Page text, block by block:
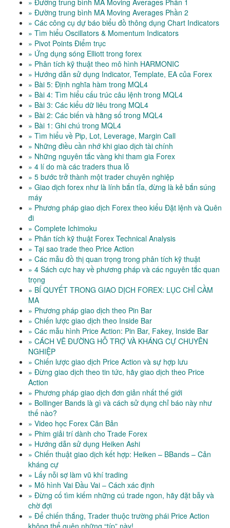
» Đường trung bình MA Moving Averages Phần 1
» Đường trung bình MA Moving Averages Phần 2
» Các công cụ dự báo biểu đồ thông dụng Chart Indicators
» Tìm hiểu Oscillators & Momentum Indicators
» Pivot Points Điểm trục
» Ứng dụng sóng Elliott trong forex
» Phân tích kỹ thuật theo mô hình HARMONIC
» Hướng dẫn sử dụng Indicator, Template, EA của Forex
» Bài 5: Định nghĩa hàm trong MQL4
» Bài 4: Tìm hiểu cấu trúc câu lệnh trong MQL4
» Bài 3: Các kiểu dữ liêu trong MQL4
» Bài 2: Các biến và hằng số trong MQL4
» Bài 1: Ghi chú trong MQL4
» Tìm hiểu về Pip, Lot, Leverage, Margin Call
» Những điều cần nhớ khi giao dịch tài chính
» Những nguyên tắc vàng khi tham gia Forex
» 4 lí do mà các traders thua lỗ
» 5 bước trở thành một trader chuyên nghiệp
» Giao dịch forex như là lính bắn tỉa, đừng là kẻ bắn súng
máy
» Phương pháp giao dịch Forex theo kiểu Đặt lệnh và Quên
đi
» Complete Ichimoku
» Phân tích kỹ thuật Forex Technical Analysis
» Tại sao trade theo Price Action
» Các mẫu đồ thị quan trọng trong phân tích kỹ thuật
» 4 Sách cực hay về phương pháp và các nguyên tắc quan
trọng
» BÍ QUYẾT TRONG GIAO DỊCH FOREX: LỤC CHỈ CẦM
MA
» Phương pháp giao dịch theo Pin Bar
» Chiến lược giao dịch theo Inside Bar
» Các mẫu hình Price Action: Pin Bar, Fakey, Inside Bar
» CÁCH VẼ ĐƯỜNG HỖ TRỢ VÀ KHÁNG CỰ CHUYÊN
NGHIỆP
» Chiến lược giao dịch Price Action và sự hợp lưu
» Đừng giao dịch theo tin tức, hãy giao dịch theo Price
Action
» Phương pháp giao dịch đơn giản nhất thế giới
» Bollinger Bands là gì và cách sử dụng chỉ báo này như
thế nào?
» Video học Forex Căn Bản
» Phim giải trí dành cho Trade Forex
» Hướng dẫn sử dụng Heiken Ashi
» Chiến thuật giao dịch kết hợp: Heiken – BBands – Cản
kháng cự
» Lấy nỗi sợ làm vũ khí trading
» Mô hình Vai Đầu Vai – Cách xác định
» Đừng cố tìm kiếm những cú trade ngon, hãy đặt bẫy và
chờ đợi
» Để chiến thắng, Trader thuộc trường phái Price Action